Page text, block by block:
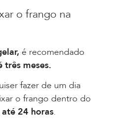
o frango na
é recomendado
três meses.
fazer de um dia
o frango dentro do
24 horas.